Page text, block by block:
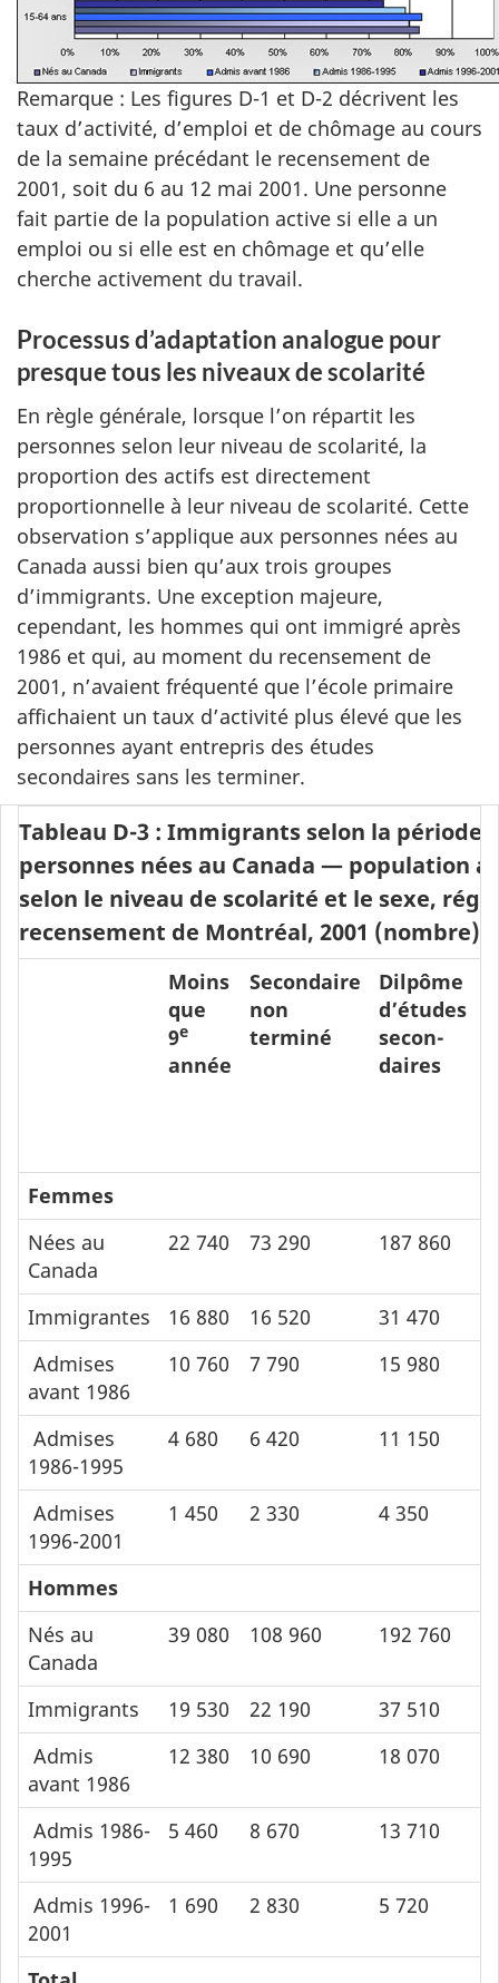
Remarque : Les figures D-1 et D-2 décrivent les
taux d’activité, d’emploi et de chômage au cours
de la semaine précédant le recensement de
2001, soit du 6 au 12 mai 2001. Une personne
fait partie de la population active si elle a un
emploi ou si elle est en chômage et qu’elle
cherche activement du travail.
Processus d’adaptation analogue pour
presque tous les niveaux de scolarité
En règle générale, lorsque l’on répartit les
personnes selon leur niveau de scolarité, la
proportion des actifs est directement
proportionnelle à leur niveau de scolarité. Cette
observation s’applique aux personnes nées au
Canada aussi bien qu’aux trois groupes
d’immigrants. Une exception majeure,
cependant, les hommes qui ont immigré après
1986 et qui, au moment du recensement de
2001, n’avaient fréquenté que l’école primaire
affichaient un taux d’activité plus élevé que les
personnes ayant entrepris des études
secondaires sans les terminer.
Tableau D-3 : Immigrants selon la période
personnes nées au Canada — population
selon le niveau de scolarité et le sexe,
recensement de Montréal, 2001 (nombre)
Moins
que
9e
année
Secondaire
non
terminé
Dilpôme
d’études
secon-
daires
Femmes
Nées au
Canada
22 740 73 290 187 860
Immigrantes 16 880 16 520 31 470
Admises
avant 1986
10 760 7 790 15 980
Admises
1986-1995
4 680 6 420 11 150
Admises
1996-2001
1 450 2 330 4 350
Hommes
Nés au
Canada
39 080 108 960 192 760
Immigrants 19 530 22 190 37 510
Admis
avant 1986
12 380 10 690 18 070
Admis 1986-
1995
5 460 8 670 13 710
Admis 1996-
2001
1 690 2 830 5 720